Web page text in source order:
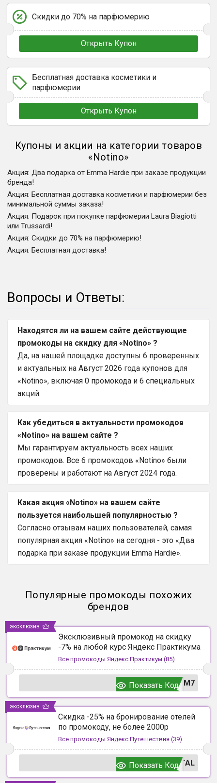
Скидки до 70% на парфюмерию
Открыть Купон
Бесплатная доставка косметики и
парфюмерии
Открыть Купон
Купоны и акции на категории товаров
«Notino»
Акция: Два подарка от Emma Hardie при заказе продукции
бренда!
Акция: Бесплатная доставка косметики и парфюмерии без
минимальной суммы заказа!
Акция: Подарок при покупке парфюмерии Laura Biagiotti
или Trussardi!
Акция: Скидки до 70% на парфюмерию!
Акция: Бесплатная доставка!
Вопросы и Ответы:
Находятся ли на вашем сайте действующие
промокоды на скидку для «Notino» ?
Да, на нашей площадке доступны 6 проверенных
и актуальных на Август 2026 года купонов для
«Notino», включая 0 промокода и 6 специальных
акций.
Как убедиться в актуальности промокодов
«Notino» на вашем сайте ?
Мы гарантируем актуальность всех наших
промокодов. Все 6 промокодов «Notino» были
проверены и работают на Август 2024 года.
Какая акция «Notino» на вашем сайте
пользуется наибольшей популярностью ?
Согласно отзывам наших пользователей, самая
популярная акция «Notino» на сегодня - это «Два
подарка при заказе продукции Emma Hardie».
Популярные промокоды похожих
брендов
Эксклюзивный промокод на скидку
-7% на любой курс Яндекс Практикума
Все промокоды Яндекс Практикум (85)
UM7
Показать Код
эксклюзив
Скидка -25% на бронирование отелей
по промокоду, не более 2000р
Все промокоды Яндекс.Путешествия (39)
TAL
Показать Код
эксклюзив